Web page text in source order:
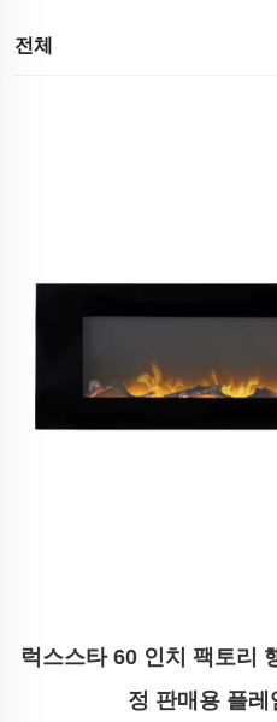
전체
럭스스타 60 인치 팩토리
정 판매용 플